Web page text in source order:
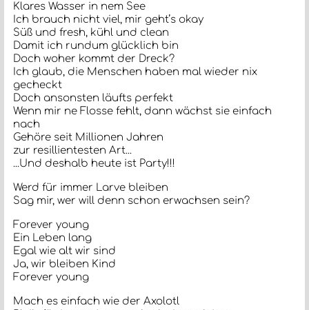
Klares Wasser in nem See
Ich brauch nicht viel, mir geht’s okay
Süß und fresh, kühl und clean
Damit ich rundum glücklich bin
Doch woher kommt der Dreck?
Ich glaub, die Menschen haben mal wieder nix
gecheckt
Doch ansonsten läufts perfekt
Wenn mir ne Flosse fehlt, dann wächst sie einfach
nach
Gehöre seit Millionen Jahren
zur resillientesten Art...
...Und deshalb heute ist Party!!!
Werd für immer Larve bleiben
Sag mir, wer will denn schon erwachsen sein?
Forever young
Ein Leben lang
Egal wie alt wir sind
Ja, wir bleiben Kind
Forever young
Mach es einfach wie der Axolotl